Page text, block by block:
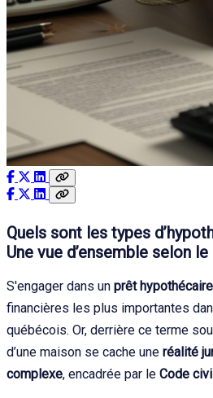
Quels sont les types
Une vue d’ensemble selon
S'engager dans un prêt hypothécaire
financières les plus importantes
québécois. Or, derrière ce terme
d’une maison se cache une réalité
complexe, encadrée par le Code